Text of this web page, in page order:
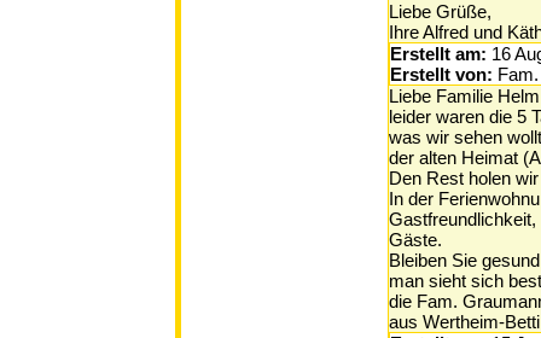
Liebe Grüße,
Ihre Alfred und
Erstellt am: 16
Erstellt von:
Liebe Familie
leider waren die 5
was wir sehen
der alten Heimat
Den Rest holen
In der
Gäste.
Bleiben Sie
man sieht sich
die Fam.
aus Wertheim-